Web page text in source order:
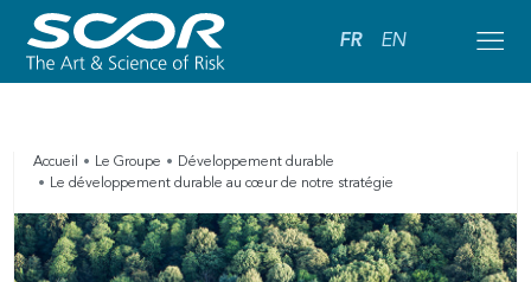
FR EN
Accueil Le Groupe
Développement durable
Le développement durable au cœur de notre stratégie